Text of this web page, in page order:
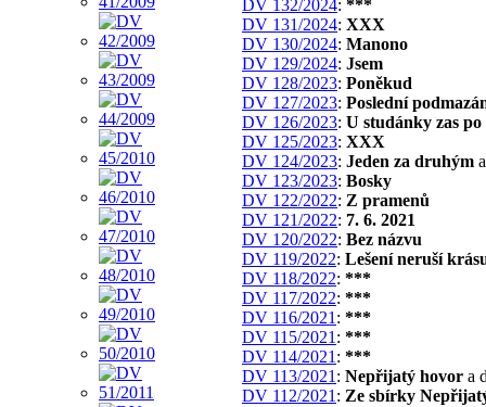
DV 132/2024: ***
DV 131/2024: XXX
DV 130/2024: Manono
DV 129/2024: Jsem
DV 128/2023: Poněkud
DV 127/2023: Poslední
DV 126/2023: U studánky zas po
DV 125/2023: XXX
DV 124/2023: Jeden za druhým
DV 123/2023: Bosky
DV 122/2022: Z pramenů
DV 121/2022: 7. 6. 2021
DV 120/2022: Bez názvu
DV 119/2022: Lešení neruší
DV 118/2022: ***
DV 117/2022: ***
DV 116/2021 : ***
DV 115/2021 : ***
DV 114/2021 : ***
DV 113/2021 : Nepřijatý hovor a
DV 112/2021 : Ze sbírky